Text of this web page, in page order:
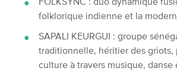
folklorique indienne et la
SAPALI KEURGUI : groupe
traditionnelle, héritier des griots,
culture à travers musique, danse